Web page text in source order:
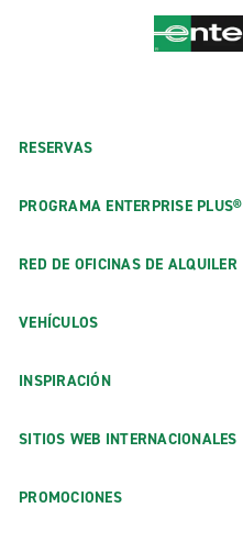
RESERVAS
PROGRAMA ENTERPRISE PLUS®
RED DE OFICINAS DE ALQUILER
VEHÍCULOS
INSPIRACIÓN
SITIOS WEB INTERNACIONALES
PROMOCIONES